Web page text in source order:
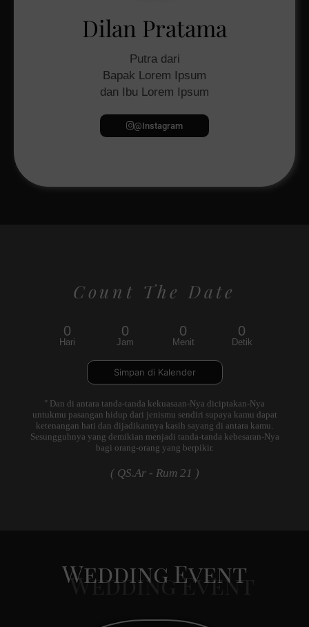
Dilan Pratama
Putra dari
Bapak Lorem Ipsum
dan Ibu Lorem Ipsum
@Instagram
Count The Date
0
Hari
0
Jam
0
Menit
0
Detik
Simpan di Kalender
" Dan di antara tanda-tanda kekuasaan-Nya diciptakan-Nya
untukmu pasangan hidup dari jenismu sendiri supaya kamu dapat
ketenangan hati dan dijadikannya kasih sayang di antara kamu.
Sesungguhnya yang demikian menjadi tanda-tanda kebesaran-Nya
bagi orang-orang yang berpikir.
( QS.Ar - Rum 21 )
Wedding Event